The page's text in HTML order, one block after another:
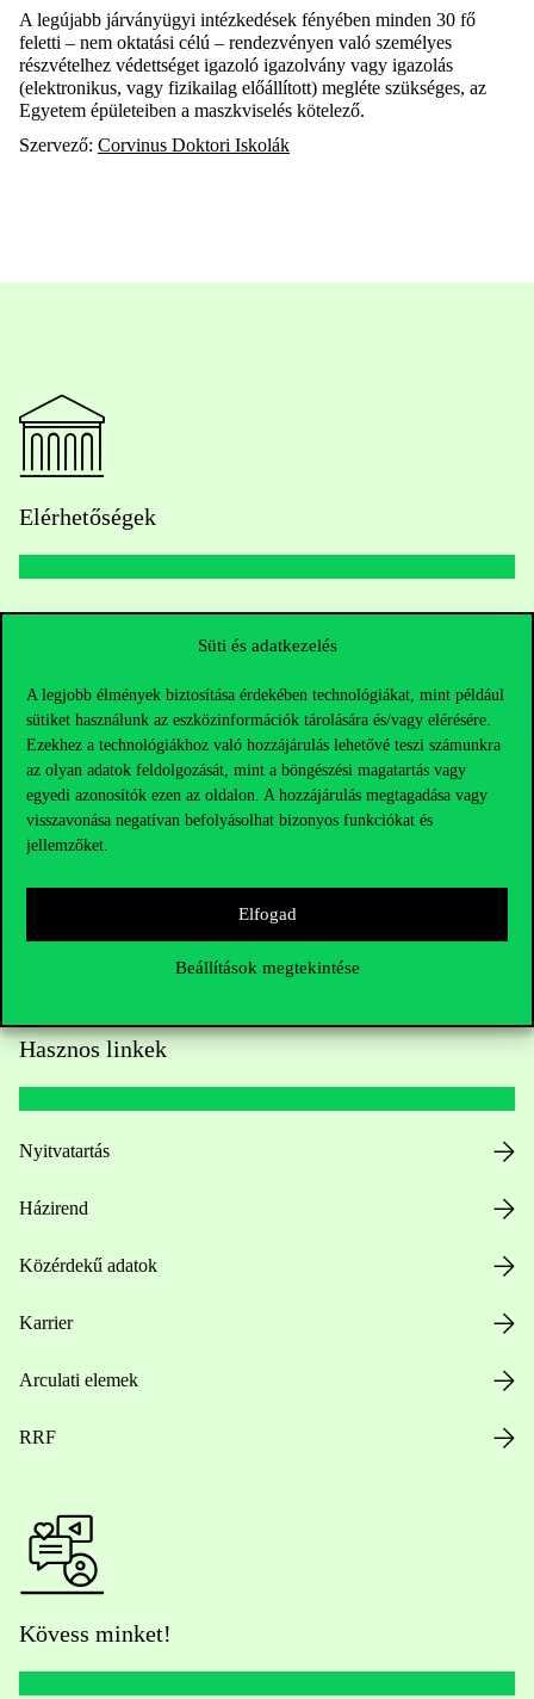
Süti és adatkezelés
A legjobb élmények biztosítása érdekében technológiákat, mint például
sütiket használunk az eszközinformációk tárolására és/vagy elérésére.
Ezekhez a technológiákhoz való hozzájárulás lehetővé teszi számunkra
az olyan adatok feldolgozását, mint a böngészési magatartás vagy
egyedi azonosítók ezen az oldalon. A hozzájárulás megtagadása vagy
visszavonása negatívan befolyásolhat bizonyos funkciókat és
jellemzőket.
Elfogad
Beállítások megtekintése
A legújabb járványügyi intézkedések fényében minden 30 fő
feletti – nem oktatási célú – rendezvényen való személyes
részvételhez védettséget igazoló igazolvány vagy igazolás
(elektronikus, vagy fizikailag előállított) megléte szükséges, az
Egyetem épületeiben a maszkviselés kötelező.
Szervező: Corvinus Doktori Iskolák
Elérhetőségek
Telefonszám:+36 1 482 5000
Oktatói elérhetőségek
HUB jelenlegi hallgatóinknak
Sajtó:press@uni-corvinus.hu
Hasznos linkek
Nyitvatartás
Házirend
Közérdekű adatok
Karrier
Arculati elemek
RRF
Kövess minket!